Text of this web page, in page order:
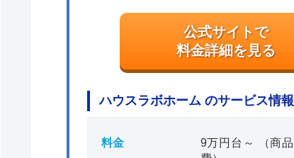
公式サイトで
料金詳細を見る
ハウスラボホーム のサービス情報
料金
9万円台～ （商